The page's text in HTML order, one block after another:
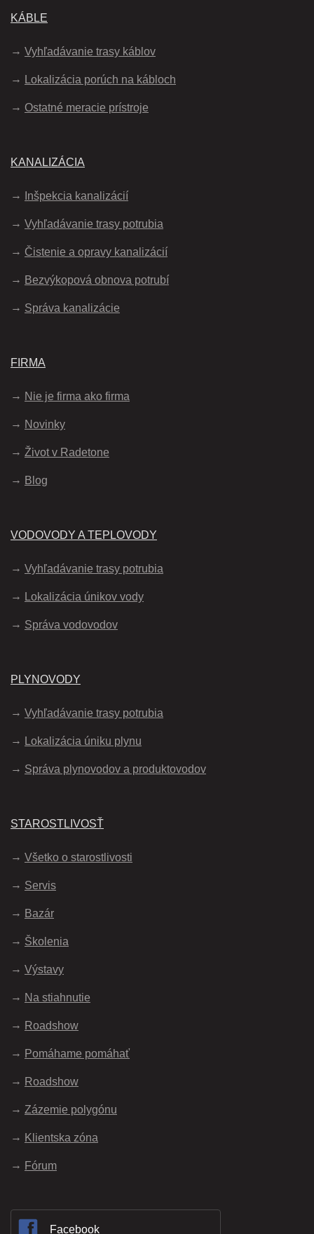
KÁBLE
Vyhľadávanie trasy káblov
Lokalizácia porúch na kábloch
Ostatné meracie prístroje
KANALIZÁCIA
Inšpekcia kanalizácií
Vyhľadávanie trasy potrubia
Čistenie a opravy kanalizácií
Bezvýkopová obnova potrubí
Správa kanalizácie
FIRMA
Nie je firma ako firma
Novinky
Život v Radetone
Blog
VODOVODY A TEPLOVODY
Vyhľadávanie trasy potrubia
Lokalizácia únikov vody
Správa vodovodov
PLYNOVODY
Vyhľadávanie trasy potrubia
Lokalizácia úniku plynu
Správa plynovodov a produktovodov
STAROSTLIVOSŤ
Všetko o starostlivosti
Servis
Bazár
Školenia
Výstavy
Na stiahnutie
Roadshow
Pomáhame pomáhať
Roadshow
Zázemie polygónu
Klientska zóna
Fórum
Facebook